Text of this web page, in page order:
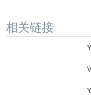
相关链接